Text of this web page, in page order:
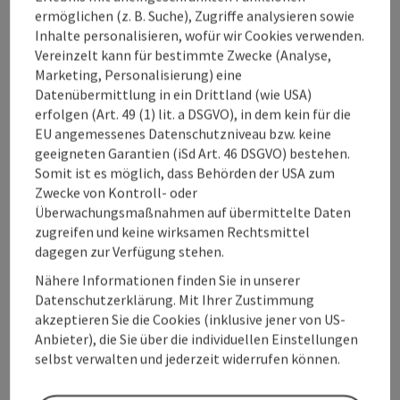
Mutiger, moderner,
differenzierender: Der Marken-
& Kommunikationsauftritt von
“Urlaub in Oberösterreich”
Parallel dazu wurde 2025 an der Weiterentwicklung
des Marken- und Kommunikationsauftritts von
„Urlaub in Oberösterreich“ gearbeitet, dessen Launch
im Jänner 2026 erfolgte. Die strategische
Weiterentwicklung basierte aufdrei
ineinandergreifenden Streams
ermöglichen (z. B. Suche), Zugriffe analysieren sowie
Inhalte personalisieren, wofür wir Cookies verwenden.
Vereinzelt kann für bestimmte Zwecke (Analyse,
Marketing, Personalisierung) eine
Datenübermittlung in ein Drittland (wie USA)
erfolgen (Art. 49 (1) lit. a DSGVO), in dem kein für die
EU angemessenes Datenschutzniveau bzw. keine
geeigneten Garantien (iSd Art. 46 DSGVO) bestehen.
Somit ist es möglich, dass Behörden der USA zum
Zwecke von Kontroll- oder
Überwachungsmaßnahmen auf übermittelte Daten
zugreifen und keine wirksamen Rechtsmittel
dagegen zur Verfügung stehen.
Nähere Informationen finden Sie in unserer
Datenschutzerklärung. Mit Ihrer Zustimmung
akzeptieren Sie die Cookies (inklusive jener von US-
Anbieter), die Sie über die individuellen Einstellungen
selbst verwalten und jederzeit widerrufen können.